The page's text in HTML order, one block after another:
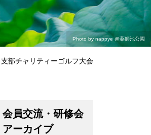
研修会
Photo by nappye@薬師池公園
支部チャリティーゴルフ大会
会員交流・研修会
アーカイブ